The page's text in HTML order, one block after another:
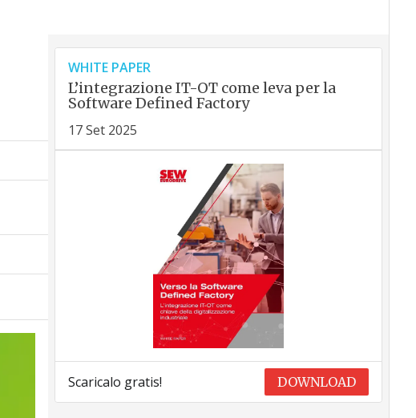
WHITE PAPER
L’integrazione IT-OT come leva per la
Software Defined Factory
17 Set 2025
Scaricalo gratis! DOWNLOAD